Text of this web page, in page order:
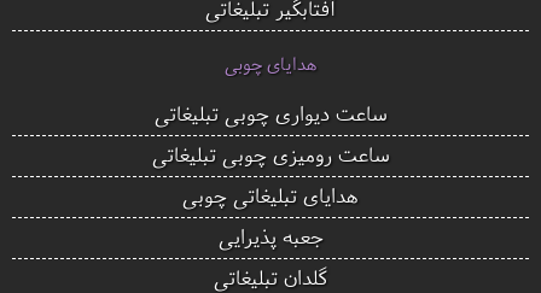
آفتابگیر تبلیغاتی
هدایای چوبی
ساعت دیواری چوبی تبلیغاتی
ساعت رومیزی چوبی تبلیغاتی
هدایای تبلیغاتی چوبی
جعبه پذیرایی
گلدان تبلیغاتی